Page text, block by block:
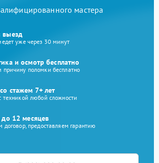
мастера
уже через 30 минут
и осмотр бесплатно
причину поломки бесплатно
стажем 7+ лет
техникой любой сложности
до 12 месяцев
договор, предоставляем гарантию